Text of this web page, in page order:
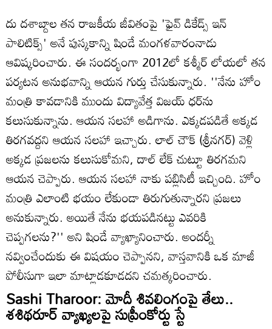
దు దశాబ్దాల తన రాజకీయ జీవితంపై 'ఫైవ్ డికేడ్స్ ఇన్
పాలిటిక్స్' అనే పుస్కకాన్ని షిండే మంగళవారంనాడు
ఆవిష్కరించారు. ఈ సందర్భంగా 2012లో కశ్మీర్‌ లోయలో తన
పర్యటన అనుభవాన్ని ఆయన గుర్తు చేసుకున్నారు. ''నేను హోం
మంత్రి కావడానికి ముందు విద్యావేత్త విజయ్ ధర్‌ను
కలుసుకున్నాను. ఆయన సలహా అడిగాను. ఎక్కడపడితే అక్కడ
తిరగవద్దని ఆయన సలహా ఇచ్చారు. లాల్ చౌక్ (శ్రీనగర్) వెళ్లి
అక్కడ ప్రజలను కలుసుకోమని, దాల్ లేక్‌ చుట్టూ తిరగమని
ఆయన చెప్పారు. ఆయన సలహా నాకు పబ్లిసిటీ ఇచ్చింది. హోం
మంత్రి ఎలాంటి భయం లేకుండా తిరుగుతున్నారని ప్రజలు
అనుకున్నారు. అయితే నేను భయపడినట్టు ఎవరికి
చెప్పగలను?'' అని షిండే వ్యాఖ్యానించారు. అందర్నీ
నవ్వించేందుకు ఈ విషయం చెప్పానని, వాస్తవానికి ఒక మాజీ
పోలీసుగా ఇలా మాట్లాడకూడదని చమత్కరించారు.
Sashi Tharoor: మోదీ శివలింగంపై తేలు..
శశిథరూర్ వ్యాఖ్యలపై సుప్రీంకోర్టు స్టే